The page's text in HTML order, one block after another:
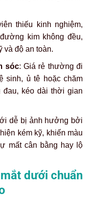
thiếu kinh nghiệm,
kim không đều,
và độ an toàn.
sóc: Giá rẻ thường đi
sinh, ủ tê hoặc chăm
kéo dài thời gian
dễ bị ảnh hưởng bởi
kém kỹ, khiến màu
mất cân bằng hay lộ
dưới chuẩn